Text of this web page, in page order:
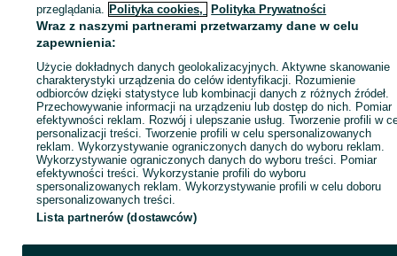
Zadzwoń / SMS Wyślij wiadomość
przeglądania. Polityka cookies, Polityka Prywatności
Wraz z naszymi partnerami przetwarzamy dane w celu
zapewnienia:
Użycie dokładnych danych geolokalizacyjnych. Aktywne skanowanie
charakterystyki urządzenia do celów identyfikacji. Rozumienie
odbiorców dzięki statystyce lub kombinacji danych z różnych źródeł.
Przechowywanie informacji na urządzeniu lub dostęp do nich. Pomiar
efektywności reklam. Rozwój i ulepszanie usług. Tworzenie profili w
personalizacji treści. Tworzenie profili w celu spersonalizowanych
reklam. Wykorzystywanie ograniczonych danych do wyboru reklam.
Wykorzystywanie ograniczonych danych do wyboru treści. Pomiar
efektywności treści. Wykorzystanie profili do wyboru
spersonalizowanych reklam. Wykorzystywanie profili w celu doboru
spersonalizowanych treści.
Lista partnerów (dostawców)